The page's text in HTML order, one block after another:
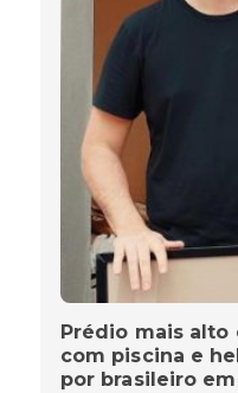
Prédio mais
com piscina e
por brasileiro